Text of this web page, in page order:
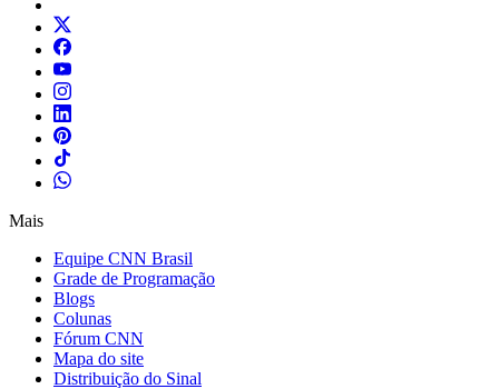
Mais
Equipe CNN Brasil
Grade de Programação
Blogs
Colunas
Fórum CNN
Mapa do site
Distribuição do Sinal